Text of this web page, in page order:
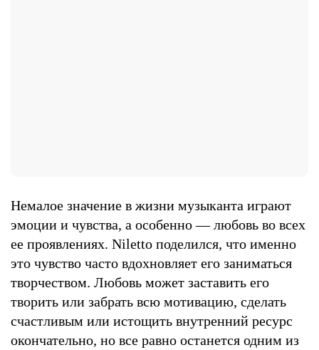
Немалое значение в жизни музыканта играют
эмоции и чувства, а особенно — любовь во всех
ее проявлениях. Niletto поделился, что именно
это чувство часто вдохновляет его заниматься
творчеством. Любовь может заставить его
творить или забрать всю мотивацию, сделать
счастливым или истощить внутренний ресурс
окончательно, но все равно останется одним из